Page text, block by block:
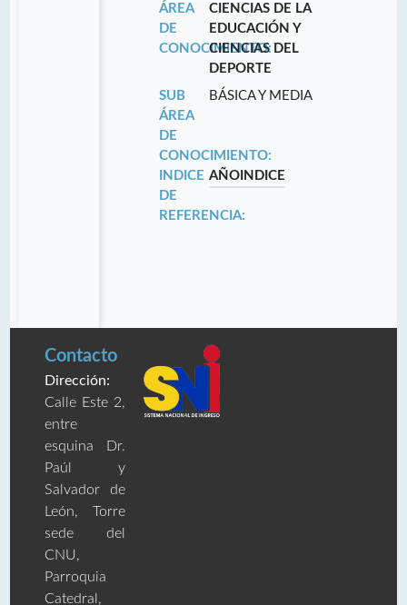
ÁREA
DE
CONOCIMIENTO:
CIENCIAS DE LA
EDUCACIÓN Y
CIENCIAS DEL
DEPORTE
SUB
ÁREA
DE
CONOCIMIENTO:
BÁSICA Y MEDIA
INDICE
DE
REFERENCIA:
AÑO INDICE
Contacto
Dirección:
Calle Este 2,
entre
esquina Dr.
Paúl y
Salvador de
León, Torre
sede del
CNU,
Parroquia
Catedral,